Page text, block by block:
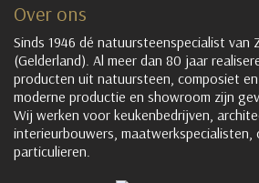
Over ons
Sinds 1946 dé natuursteenspecialist van
(Gelderland). Al meer dan 80 jaar
producten uit natuursteen, composiet en
moderne productie en showroom zijn
Wij werken voor keukenbedrijven,
interieurbouwers, maatwerkspecialisten,
particulieren.